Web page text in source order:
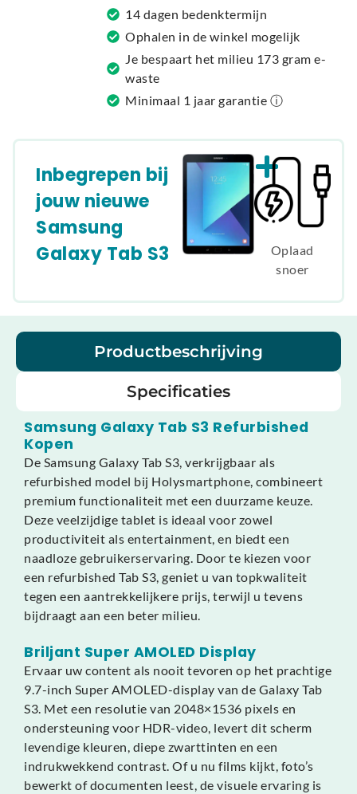
v
e
:
14 dagen bedenktermijn
Ophalen in de winkel mogelijk
Je bespaart het milieu 173 gram e-
waste
Minimaal 1 jaar garantie ⓘ
Inbegrepen bij
jouw nieuwe
Samsung
Galaxy Tab S3
Oplaad
snoer
Productbeschrijving
Specificaties
Samsung Galaxy Tab S3 Refurbished
Kopen
De Samsung Galaxy Tab S3, verkrijgbaar als
refurbished model bij Holysmartphone, combineert
premium functionaliteit met een duurzame keuze.
Deze veelzijdige tablet is ideaal voor zowel
productiviteit als entertainment, en biedt een
naadloze gebruikerservaring. Door te kiezen voor
een refurbished Tab S3, geniet u van topkwaliteit
tegen een aantrekkelijkere prijs, terwijl u tevens
bijdraagt aan een beter milieu.
Briljant Super AMOLED Display
Ervaar uw content als nooit tevoren op het prachtige
9.7-inch Super AMOLED-display van de Galaxy Tab
S3. Met een resolutie van 2048×1536 pixels en
ondersteuning voor HDR-video, levert dit scherm
levendige kleuren, diepe zwarttinten en een
indrukwekkend contrast. Of u nu films kijkt, foto’s
bewerkt of documenten leest, de visuele ervaring is